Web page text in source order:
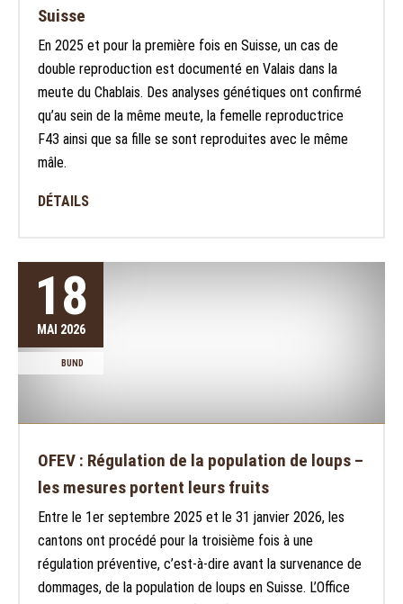
Suisse
En 2025 et pour la première fois en Suisse, un cas de
double reproduction est documenté en Valais dans la
meute du Chablais. Des analyses génétiques ont confirmé
qu’au sein de la même meute, la femelle reproductrice
F43 ainsi que sa fille se sont reproduites avec le même
mâle.
DÉTAILS
18
MAI 2026
BUND
OFEV : Régulation de la population de loups –
les mesures portent leurs fruits
Entre le 1er septembre 2025 et le 31 janvier 2026, les
cantons ont procédé pour la troisième fois à une
régulation préventive, c’est-à-dire avant la survenance de
dommages, de la population de loups en Suisse. L’Office